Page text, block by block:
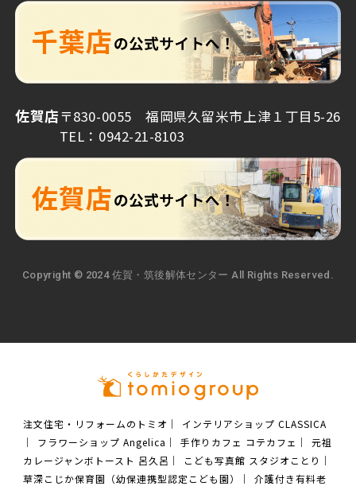
佐賀店〒830-0055 福岡県久留米市上津１丁目5-26
TEL：0942-21-8103
Copyright © 2024 佐賀・筑後解体センター All Rights Reserved.
注文住宅・リフォームのトミオ ｜
インテリアショップ CLASSICA
｜
フラワーショップ Angelica ｜ 手作りカフェ コテカフェ ｜
元祖
カレージャンボトースト 呂久呂 ｜ こども写真館 スタジオことり ｜
草深こじか保育園（幼保連携型認定こども園）
｜
介護付き有料老